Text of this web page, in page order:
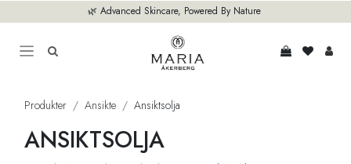
🌿 Advanced Skincare, Powered By Nature
Produkter Ansikte Ansiktsolja
ANSIKTSOLJA